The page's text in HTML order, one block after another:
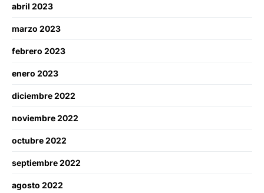
abril 2023
marzo 2023
febrero 2023
enero 2023
diciembre 2022
noviembre 2022
octubre 2022
septiembre 2022
agosto 2022